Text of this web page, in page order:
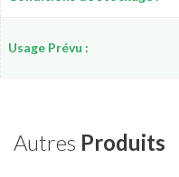
Usage Prévu :
Autres Produits